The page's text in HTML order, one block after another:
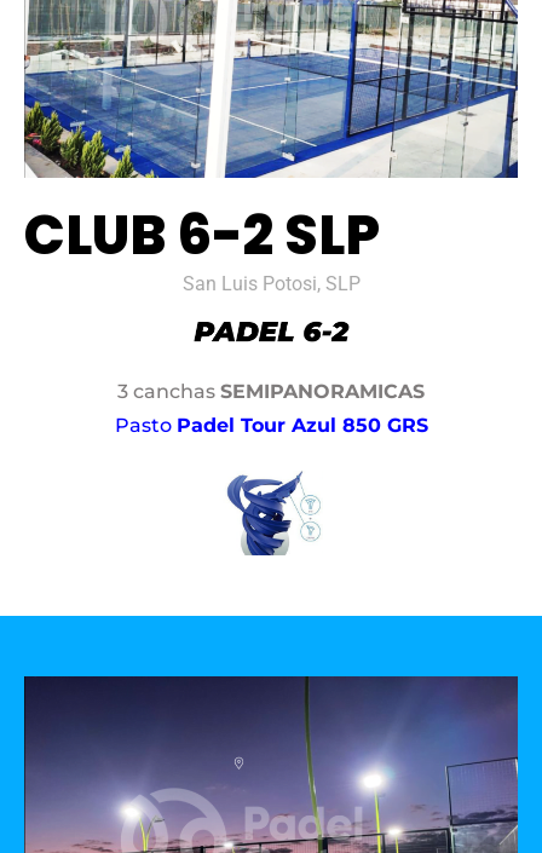
CLUB 6-2 SLP
San Luis Potosi, SLP
3 canchas SEMIPANORAMICAS
Pasto Padel Tour Azul 850 GRS